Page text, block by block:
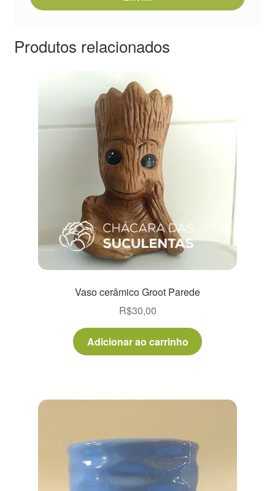
Produtos relacionados
Vaso cerâmico Groot Parede
R$30,00
Adicionar ao carrinho